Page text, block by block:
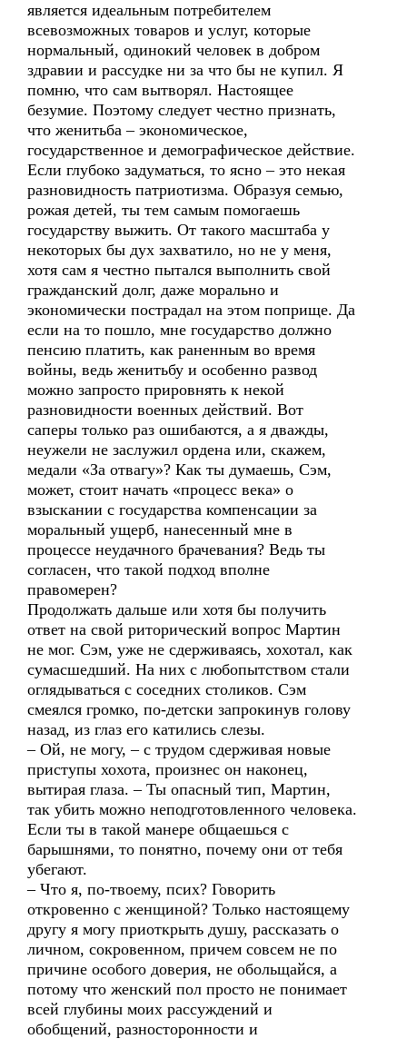
является идеальным потребителем
всевозможных товаров и услуг, которые
нормальный, одинокий человек в добром
здравии и рассудке ни за что бы не купил. Я
помню, что сам вытворял. Настоящее
безумие. Поэтому следует честно признать,
что женитьба – экономическое,
государственное и демографическое действие.
Если глубоко задуматься, то ясно – это некая
разновидность патриотизма. Образуя семью,
рожая детей, ты тем самым помогаешь
государству выжить. От такого масштаба у
некоторых бы дух захватило, но не у меня,
хотя сам я честно пытался выполнить свой
гражданский долг, даже морально и
экономически пострадал на этом поприще. Да
если на то пошло, мне государство должно
пенсию платить, как раненным во время
войны, ведь женитьбу и особенно развод
можно запросто прировнять к некой
разновидности военных действий. Вот
саперы только раз ошибаются, а я дважды,
неужели не заслужил ордена или, скажем,
медали «За отвагу»? Как ты думаешь, Сэм,
может, стоит начать «процесс века» о
взыскании с государства компенсации за
моральный ущерб, нанесенный мне в
процессе неудачного брачевания? Ведь ты
согласен, что такой подход вполне
правомерен?
Продолжать дальше или хотя бы получить
ответ на свой риторический вопрос Мартин
не мог. Сэм, уже не сдерживаясь, хохотал, как
сумасшедший. На них с любопытством стали
оглядываться с соседних столиков. Сэм
смеялся громко, по-детски запрокинув голову
назад, из глаз его катились слезы.
– Ой, не могу, – с трудом сдерживая новые
приступы хохота, произнес он наконец,
вытирая глаза. – Ты опасный тип, Мартин,
так убить можно неподготовленного человека.
Если ты в такой манере общаешься с
барышнями, то понятно, почему они от тебя
убегают.
– Что я, по-твоему, псих? Говорить
откровенно с женщиной? Только настоящему
другу я могу приоткрыть душу, рассказать о
личном, сокровенном, причем совсем не по
причине особого доверия, не обольщайся, а
потому что женский пол просто не понимает
всей глубины моих рассуждений и
обобщений, разносторонности и